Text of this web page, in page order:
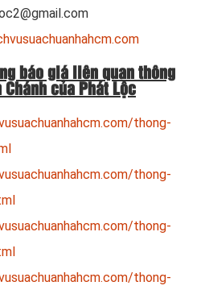
báo giá liên quan thông
của Phát Lộc
thong-
thong-
thong-
thong-